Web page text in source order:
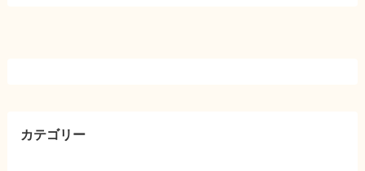
カテゴリー